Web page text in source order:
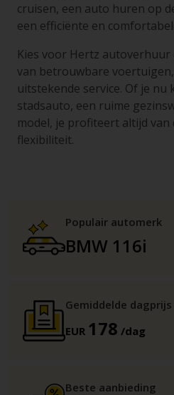
cruisen, een auto huren op
een efficiënte en
Kies voor Hertz
van betrouwbare
uitstekende service. Of je nu
stadsauto, een ruime
model, je profiteert altijd
flexibiliteit.
Populair automerk
BMW 116i
Gemiddelde dagprijs
EUR 178 /dag
Beste aanbieding